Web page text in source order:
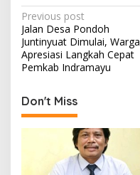
o
k
n
P
o
s
n
a
Previous post
Jalan Desa Pondoh
Juntinyuat Dimulai, Warga
Apresiasi Langkah Cepat
Pemkab Indramayu
Don't Miss